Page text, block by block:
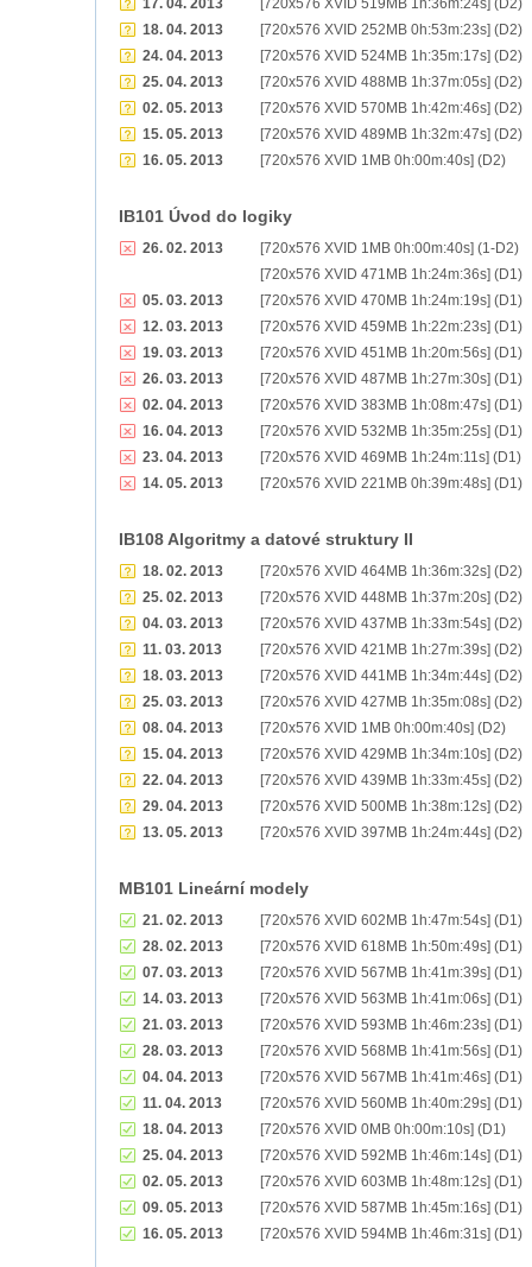
17. 04. 2013
[720x576 XVID 519MB 1h:36m:24s] (D2)
18. 04. 2013
[720x576 XVID 252MB 0h:53m:23s] (D2)
24. 04. 2013
[720x576 XVID 524MB 1h:35m:17s] (D2)
25. 04. 2013
[720x576 XVID 488MB 1h:37m:05s] (D2)
02. 05. 2013
[720x576 XVID 570MB 1h:42m:46s] (D2)
15. 05. 2013
[720x576 XVID 489MB 1h:32m:47s] (D2)
16. 05. 2013
[720x576 XVID 1MB 0h:00m:40s] (D2)
IB101 Úvod do logiky
26. 02. 2013
[720x576 XVID 1MB 0h:00m:40s] (1-D2)
[720x576 XVID 471MB 1h:24m:36s] (D1)
05. 03. 2013
[720x576 XVID 470MB 1h:24m:19s] (D1)
12. 03. 2013
[720x576 XVID 459MB 1h:22m:23s] (D1)
19. 03. 2013
[720x576 XVID 451MB 1h:20m:56s] (D1)
26. 03. 2013
[720x576 XVID 487MB 1h:27m:30s] (D1)
02. 04. 2013
[720x576 XVID 383MB 1h:08m:47s] (D1)
16. 04. 2013
[720x576 XVID 532MB 1h:35m:25s] (D1)
23. 04. 2013
[720x576 XVID 469MB 1h:24m:11s] (D1)
14. 05. 2013
[720x576 XVID 221MB 0h:39m:48s] (D1)
IB108 Algoritmy a datové struktury II
18. 02. 2013
[720x576 XVID 464MB 1h:36m:32s] (D2)
25. 02. 2013
[720x576 XVID 448MB 1h:37m:20s] (D2)
04. 03. 2013
[720x576 XVID 437MB 1h:33m:54s] (D2)
11. 03. 2013
[720x576 XVID 421MB 1h:27m:39s] (D2)
18. 03. 2013
[720x576 XVID 441MB 1h:34m:44s] (D2)
25. 03. 2013
[720x576 XVID 427MB 1h:35m:08s] (D2)
08. 04. 2013
[720x576 XVID 1MB 0h:00m:40s] (D2)
15. 04. 2013
[720x576 XVID 429MB 1h:34m:10s] (D2)
22. 04. 2013
[720x576 XVID 439MB 1h:33m:45s] (D2)
29. 04. 2013
[720x576 XVID 500MB 1h:38m:12s] (D2)
13. 05. 2013
[720x576 XVID 397MB 1h:24m:44s] (D2)
MB101 Lineární modely
21. 02. 2013
[720x576 XVID 602MB 1h:47m:54s] (D1)
28. 02. 2013
[720x576 XVID 618MB 1h:50m:49s] (D1)
07. 03. 2013
[720x576 XVID 567MB 1h:41m:39s] (D1)
14. 03. 2013
[720x576 XVID 563MB 1h:41m:06s] (D1)
21. 03. 2013
[720x576 XVID 593MB 1h:46m:23s] (D1)
28. 03. 2013
[720x576 XVID 568MB 1h:41m:56s] (D1)
04. 04. 2013
[720x576 XVID 567MB 1h:41m:46s] (D1)
11. 04. 2013
[720x576 XVID 560MB 1h:40m:29s] (D1)
18. 04. 2013
[720x576 XVID 0MB 0h:00m:10s] (D1)
25. 04. 2013
[720x576 XVID 592MB 1h:46m:14s] (D1)
02. 05. 2013
[720x576 XVID 603MB 1h:48m:12s] (D1)
09. 05. 2013
[720x576 XVID 587MB 1h:45m:16s] (D1)
16. 05. 2013
[720x576 XVID 594MB 1h:46m:31s] (D1)